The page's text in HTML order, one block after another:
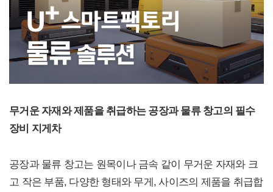
무거운 자재와 제품을 취급하는 공장과 물류 창고의 필수
장비 지게차
공장과 물류 창고는 원목이나 금속 같이 무거운 자재와 크
고 작은 부품, 다양한 형태와 무게, 사이즈의 제품을 취급합